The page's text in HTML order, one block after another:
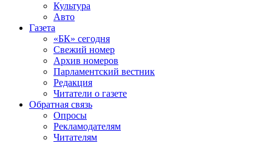
Культура
Авто
Газета
«БК» сегодня
Свежий номер
Архив номеров
Парламентский вестник
Редакция
Читатели о газете
Обратная связь
Опросы
Рекламодателям
Читателям